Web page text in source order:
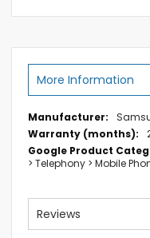
More Information
More
Information
> Telephony > Mobile
Reviews